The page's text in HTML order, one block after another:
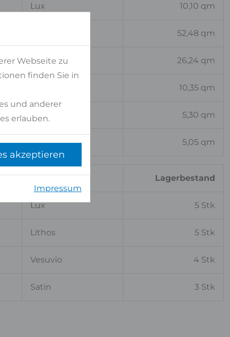
Lux 10,10 qm
52,48 qm
Lux 26,24 qm
10,35 qm
Vesuvio 5,30 qm
Vesuvio 5,05 qm
Oberfläche Lagerbestand
Lux 5 Stk
Lithos 5 Stk
Vesuvio 4 Stk
Satin 3 Stk
Webseite zu
finden Sie in
und anderer
erlauben.
akzeptieren
Impressum